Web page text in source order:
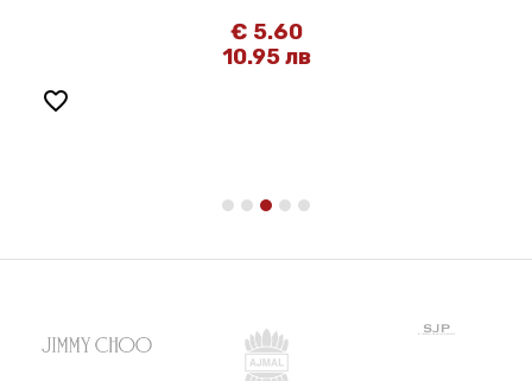
favorite_border
€ 5.60
10.95 лв